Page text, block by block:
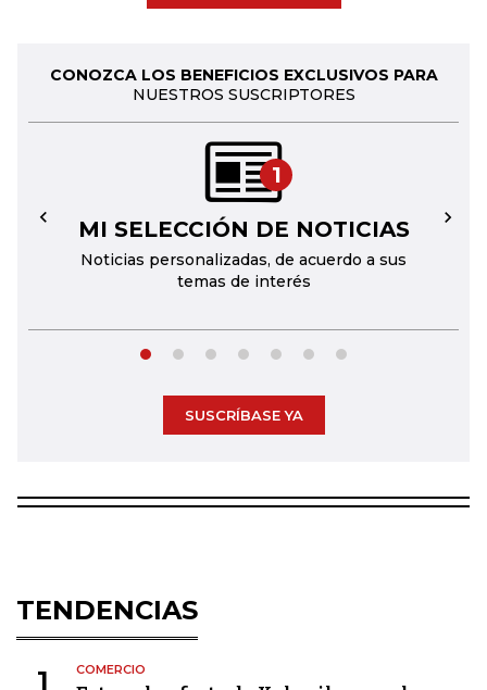
CONOZCA LOS BENEFICIOS EXCLUSIVOS PARA
NUESTROS SUSCRIPTORES
1
MI SELECCIÓN DE NOTICIAS
Noticias personalizadas, de acuerdo a sus
temas de interés
← →
SUSCRÍBASE YA
TENDENCIAS
1 COMERCIO